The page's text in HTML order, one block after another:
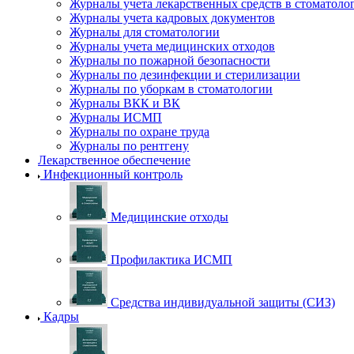
Журналы учета лекарственных средств в
Журналы учета кадровых документов
Журналы для стоматологии
Журналы учета медицинских отходов
Журналы по пожарной безопасности
Журналы по дезинфекции и стерилизации
Журналы по уборкам в стоматологии
Журналы ВКК и ВК
Журналы ИСМП
Журналы по охране труда
Журналы по рентгену
Лекарственное обеспечение
Инфекционный контроль
Медицинские отходы
Профилактика ИСМП
Средства индивидуальной защиты (СИЗ)
Кадры